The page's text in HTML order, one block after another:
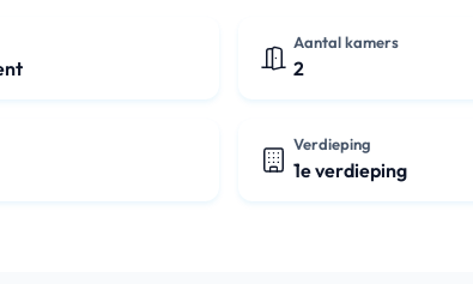
Aantal kamers
2
Verdieping
1e verdieping